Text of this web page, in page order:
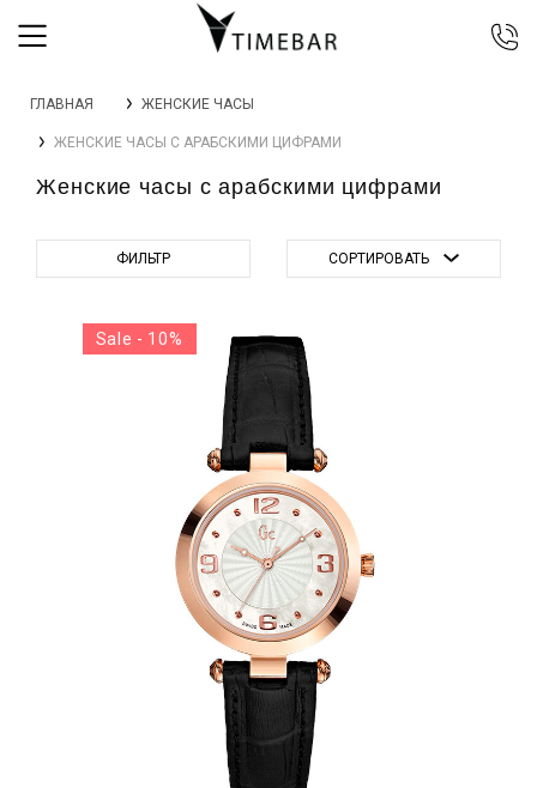
044 392 44 45
067 344 14 44 (viber)
0 800 305 805
ГЛАВНАЯ ЖЕНСКИЕ ЧАСЫ
ЖЕНСКИЕ ЧАСЫ С АРАБСКИМИ ЦИФРАМИ
Женские часы с арабскими цифрами
ФИЛЬТР СОРТИРОВАТЬ
Sale - 10%